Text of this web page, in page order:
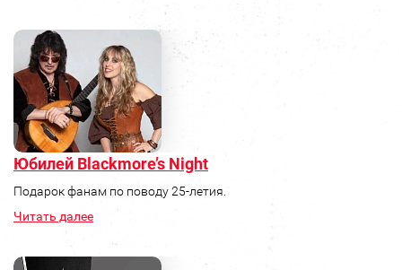
Юбилей Blackmore’s Night
Подарок фанам по поводу 25-летия.
Читать далее